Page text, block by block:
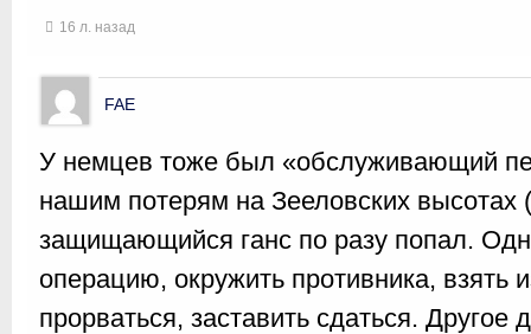
16 л. назад
FAE
У немцев тоже был «обслуживающий
нашим потерям на Зееловских
защищающийся ганс по разу попал.
операцию, окружить противника, взять
прорваться, заставить сдаться.